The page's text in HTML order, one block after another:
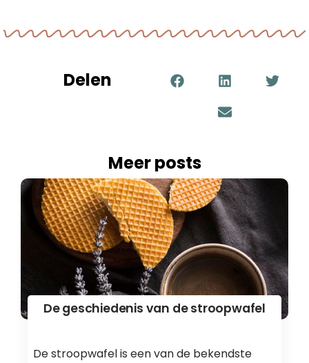
Delen
Meer posts
De geschiedenis van de stroopwafel
De stroopwafel is een van de bekendste